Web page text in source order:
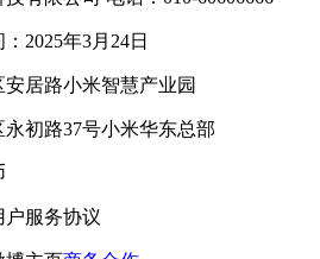
2025年3月24日
居路小米智慧产业园
初路37号小米华东总部
户服务协议